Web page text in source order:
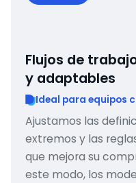
Flujos de
y adaptables
Ideal para equipos
Ajustamos las
extremos y las
que mejora su
este modo, los